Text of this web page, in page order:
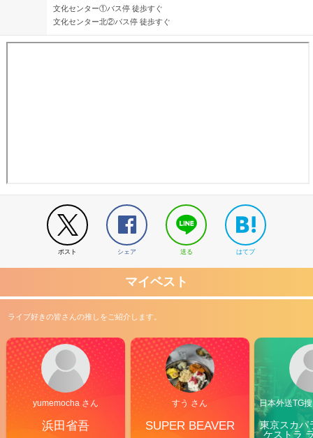
文化センター①バス停 徒歩すぐ
文化センター北②バス停 徒歩すぐ
ポスト シェア 送る はてブ
マイベスト
ライブ好きの皆さんの推しをご紹介します。
yumemocha さん
浜田省吾
すう さん
SUPER BEAVER
日本外送TG
東京スカパ
ケストラ